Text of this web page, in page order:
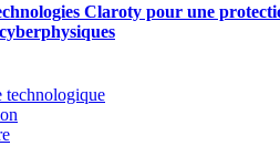
Claroty pour une
technologique